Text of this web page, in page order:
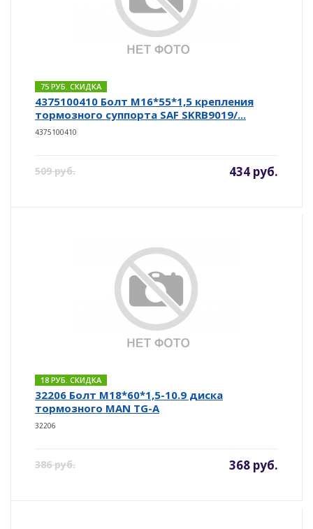
75 РУБ. СКИДКА
4375100410 Болт М16*55*1,5 крепления
тормозного суппорта SAF SKRB9019/...
4375100410
509 руб. 434 руб.
18 РУБ. СКИДКА
32206 Болт М18*60*1,5-10.9 диска
тормозного MAN TG-A
32206
386 руб. 368 руб.